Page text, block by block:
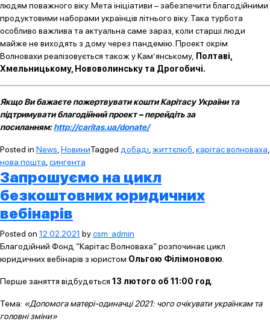
людям поважного віку. Мета ініціативи – забезпечити благодійними
продуктовими наборами українців літнього віку. Така турбота
особливо важлива та актуальна саме зараз, коли старші люди
майже не виходять з дому через пандемію. Проект окрім
Волновахи реалізовується також у Кам’янському, Полтаві,
Хмельницькому, Нововолинську та Дрогобичі.
Якщо Ви бажаєте пожертвувати кошти Карітасу України та
підтримувати благодійний проект – перейдіть за
посиланням:http://caritas.ua/donate/
Posted in News НовиниTagged добаді життєлюб карітас волноваха
нова пошта сингента
Запрошуємо на цикл
безкоштовних юридичних
вебінарів
Posted on 12.02.2021 bycsm_admin
Благодійний Фонд “Карітас Волноваха” розпочинає цикл
юридичних вебінарів з юристом Ольгою Філімоновою
Перше заняття відбудеться 13 лютого об 11:00 год
Тема: «Допомога матері-одиначці 2021: чого очікувати українкам та
головні зміни»